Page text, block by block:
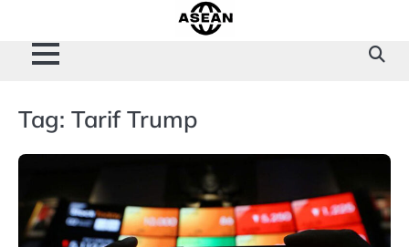
content
Tag: Tarif Trump